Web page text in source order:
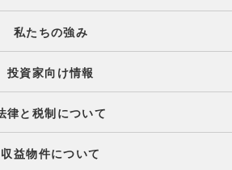
私たちの強み
投資家向け情報
律と税制について
収益物件について